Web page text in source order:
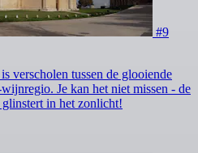
#9
verscholen tussen de glooiende
Je kan het niet missen - de
in het zonlicht!